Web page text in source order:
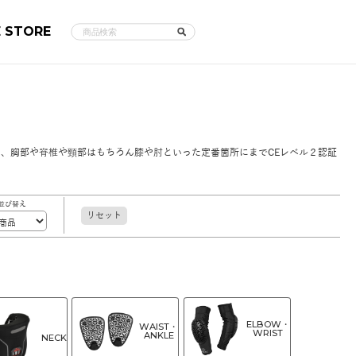
STORE
部や脊椎や頸部はもちろん膝や肘といった定番箇所にまでCEレベル２認証
び替え
リセット
NECK
WAIST・
ANKLE
ELBOW・
WRIST